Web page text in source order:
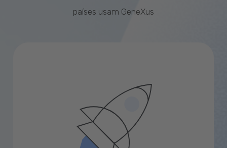
países usam GeneXus